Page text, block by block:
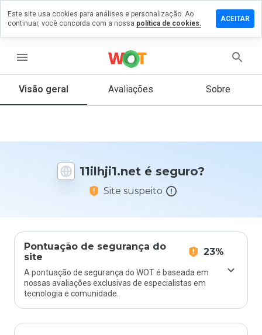
menu
Visão geral Avaliações Sobre
11ilhji1.net é seguro?
Site suspeito
Pontuação de segurança do
site
23%
A pontuação de segurança do WOT é baseada em
nossas avaliações exclusivas de especialistas em
tecnologia e comunidade.
um
que
Este site usa cookies para análises e personalização. Ao
continuar, você concorda com a nossa política de cookies.
ACEITAR